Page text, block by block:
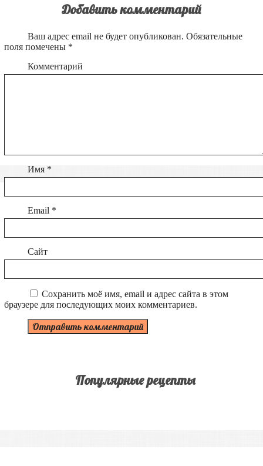
Добавить комментарий
Ваш адрес email не будет опубликован. Обязательные
поля помечены *
Комментарий
Имя *
Email *
Сайт
Сохранить моё имя, email и адрес сайта в этом
браузере для последующих моих комментариев.
Популярные рецепты